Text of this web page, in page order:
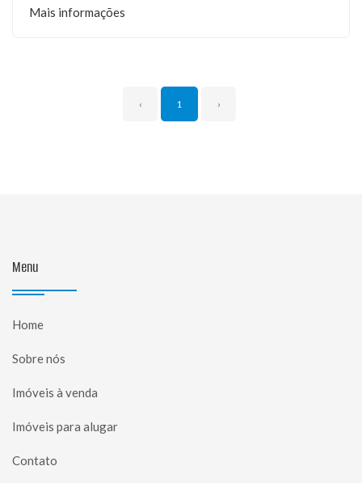
Mais informações
‹ 1 ›
Menu
Home
Sobre nós
Imóveis à venda
Imóveis para alugar
Contato